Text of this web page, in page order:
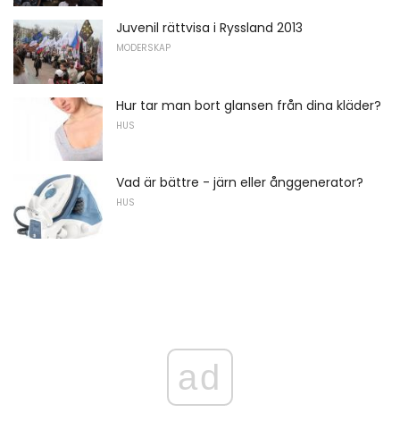
Juvenil rättvisa i Ryssland 2013
MODERSKAP
Hur tar man bort glansen från dina kläder?
HUS
Vad är bättre - järn eller ånggenerator?
HUS
ad